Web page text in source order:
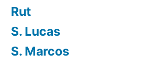
Rut
S. Lucas
S. Marcos